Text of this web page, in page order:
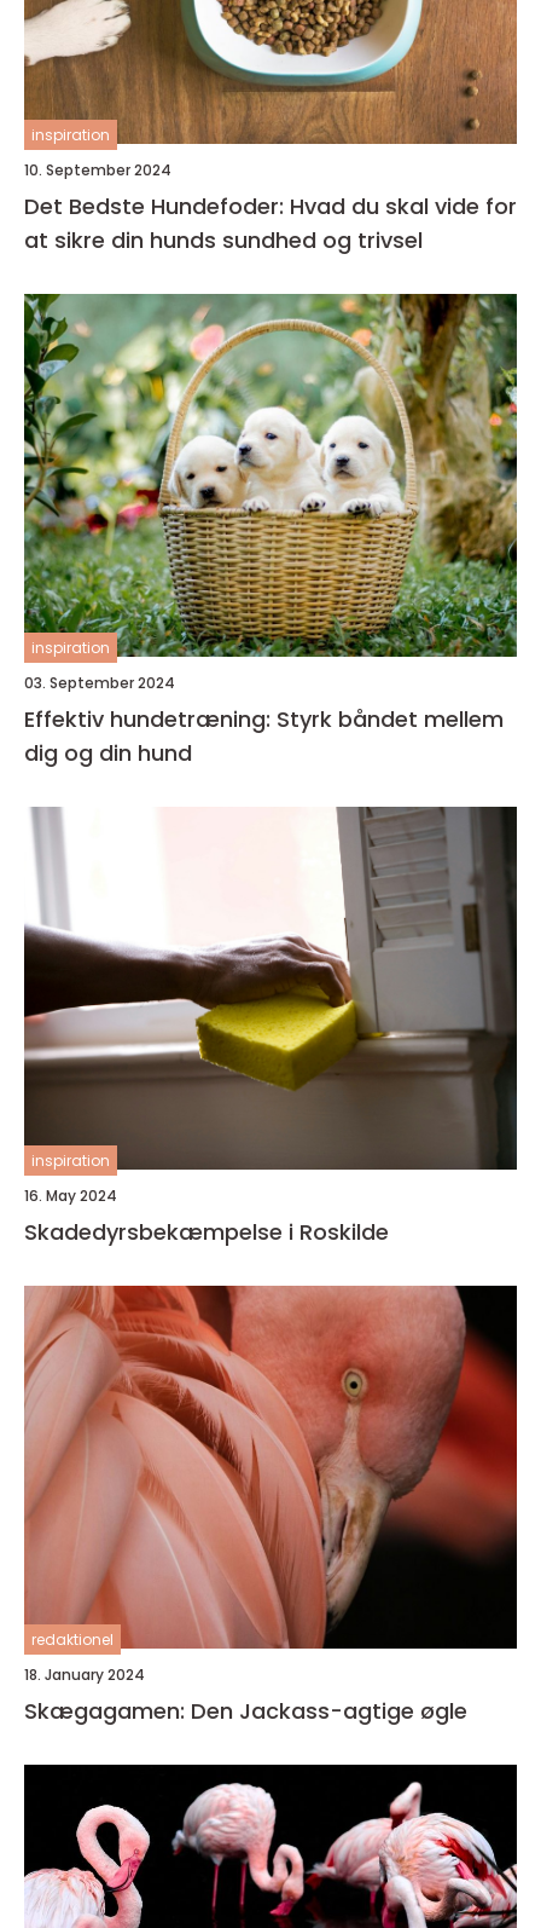
inspiration
10. September 2024
Det Bedste Hundefoder: Hvad du skal vide for
at sikre din hunds sundhed og trivsel
inspiration
03. September 2024
Effektiv hundetræning: Styrk båndet mellem
dig og din hund
inspiration
16. May 2024
Skadedyrsbekæmpelse i Roskilde
redaktionel
18. January 2024
Skægagamen: Den Jackass-agtige øgle